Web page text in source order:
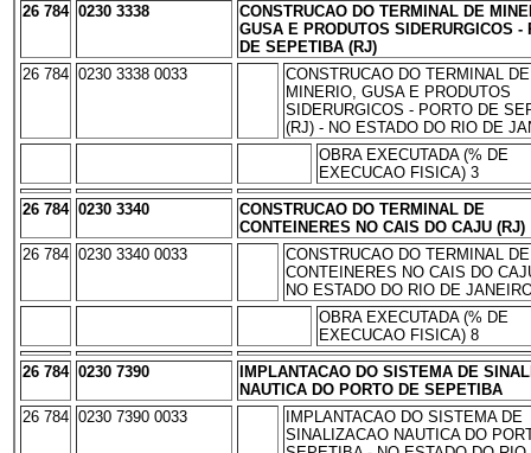
26 784 0230 3338
CONSTRUCAO DO TERMINAL DE
GUSA E PRODUTOS SIDERURGICOS -
DE SEPETIBA (RJ)
26 784 0230 3338 0033
CONSTRUCAO DO TERMINAL DE
MINERIO, GUSA E PRODUTOS
SIDERURGICOS - PORTO DE
(RJ) - NO ESTADO DO RIO DE
OBRA EXECUTADA (% DE
EXECUCAO FISICA) 3
26 784 0230 3340
CONSTRUCAO DO TERMINAL DE
CONTEINERES NO CAIS DO CAJU (RJ)
26 784 0230 3340 0033
CONSTRUCAO DO TERMINAL DE
CONTEINERES NO CAIS DO
NO ESTADO DO RIO DE
OBRA EXECUTADA (% DE
EXECUCAO FISICA) 8
26 784 0230 7390
IMPLANTACAO DO SISTEMA DE
NAUTICA DO PORTO DE SEPETIBA
26 784 0230 7390 0033
IMPLANTACAO DO SISTEMA DE
SINALIZACAO NAUTICA DO